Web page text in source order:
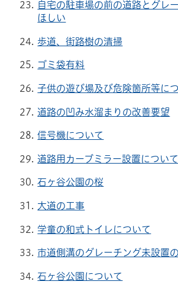
自宅の駐車場の前の道路とグレ
ほしい
歩道、街路樹の清掃
ゴミ袋有料
子供の遊び場及び危険箇所等に
道路の凹み水溜まりの改善要望
信号機について
道路用カーブミラー設置について
石ヶ谷公園の桜
大道の工事
学童の和式トイレについて
市道側溝のグレーチング未設置
石ヶ谷公園について